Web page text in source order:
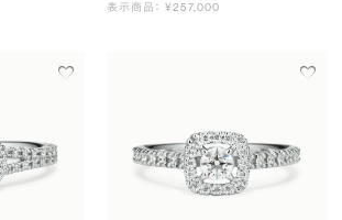
表示商品： ¥257,000